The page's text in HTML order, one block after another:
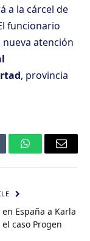
a la cárcel de
funcionario
atención
, provincia
WhatsAppEmail
España a Karla
caso Progen